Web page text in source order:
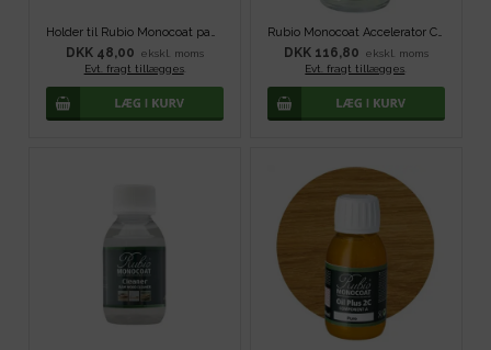
Holder til Rubio Monocoat pads
DKK 48,00
ekskl. moms
Evt. fragt tillægges.
Rubio Monocoat Accelerator Component B
DKK 116,80
ekskl. moms
Evt. fragt tillægges